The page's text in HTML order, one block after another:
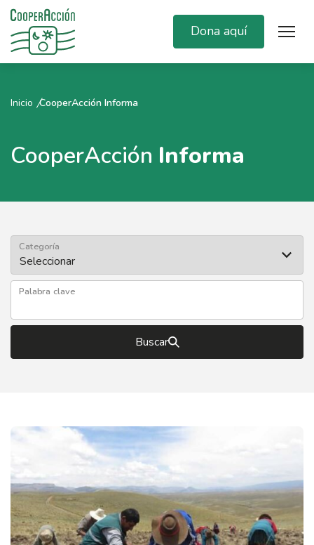
Dona aquí
Inicio CooperAcción Informa
CooperAcción Informa
Categoría
Palabra clave
Buscar